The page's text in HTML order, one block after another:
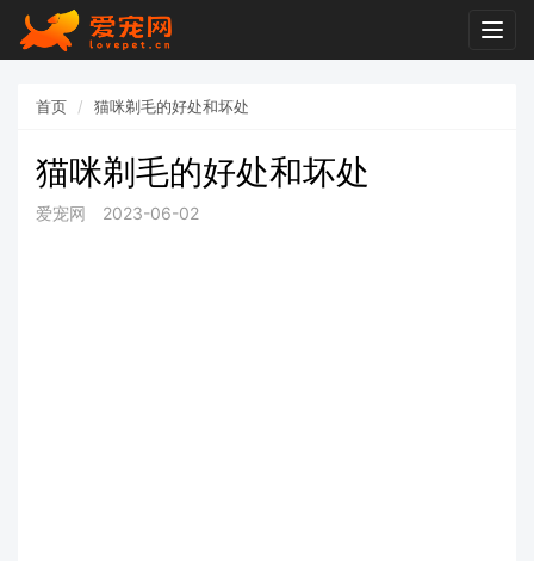
首页 猫咪剃毛的好处和坏处
猫咪剃毛的好处和坏处
爱宠网 2023-06-02